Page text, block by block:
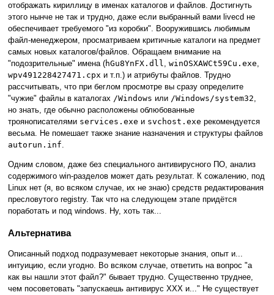
отображать кириллицу в именах каталогов и файлов. Достигнуть
этого нынче не так и трудно, даже если выбранный вами livecd не
обеспечивает требуемого "из коробки". Вооружившись любимым
файл-менеджером, просматриваем критичные каталоги на предмет
самых новых каталогов/файлов. Обращаем внимание на
"подозрительные" имена (hGu8YnFX.dll, winOSXAWCt59Cu.exe,
wpv491228427471.cpx и т.п.) и атрибуты файлов. Трудно
рассчитывать, что при беглом просмотре вы сразу определите
"чужие" файлы в каталогах /Windows или /Windows/system32,
но знать, где обычно расположены облюбованные
троянописателями services.exe и svchost.exe рекомендуется
весьма. Не помешает также знание назначения и структуры файлов
autorun.inf.
Одним словом, даже без специального антивирусного ПО, анализ
содержимого win-разделов может дать результат. К сожалению, под
Linux нет (я, во всяком случае, их не знаю) средств редактирования
пресловутого registry. Так что на следующем этапе придётся
поработать и под windows. Ну, хоть так...
Альтернатива
Описанный подход подразумевает некоторые знания, опыт и...
интуицию, если угодно. Во всяком случае, ответить на вопрос "а
как вы нашли этот файл?" бывает трудно. Существенно труднее,
чем посоветовать "запускаешь антивирус ХХХ и..." Не существует